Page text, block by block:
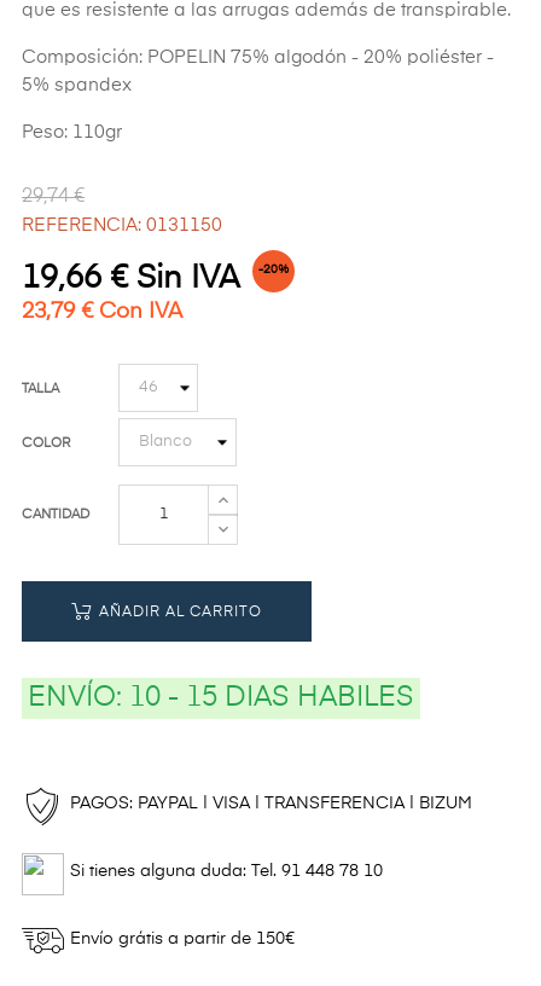
que es resistente a las arrugas además de transpirable.
Composición: POPELIN 75% algodón - 20% poliéster -
5% spandex
Peso: 110gr
29,74 €
REFERENCIA: 0131150
19,66 € Sin IVA -20%
23,79 € Con IVA
TALLA
COLOR
CANTIDAD
AÑADIR AL CARRITO
ENVÍO: 10 - 15 DIAS HABILES
PAGOS: PAYPAL | VISA | TRANSFERENCIA | BIZUM
Si tienes alguna duda: Tel. 91 448 78 10
Envío grátis a partir de 150€